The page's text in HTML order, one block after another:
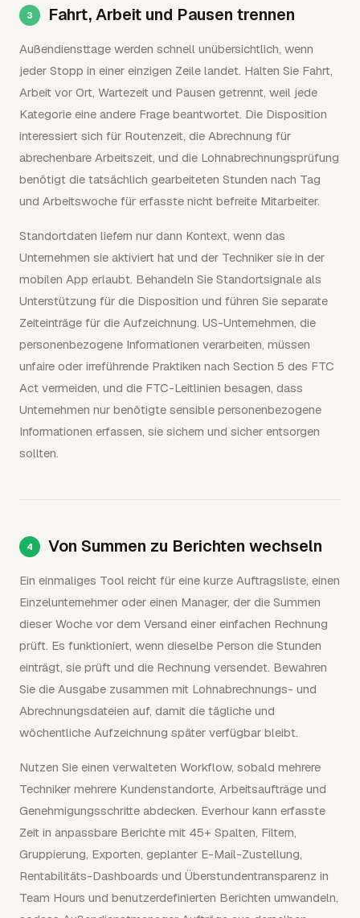
Fahrt, Arbeit und Pausen trennen
Außendiensttage werden schnell unübersichtlich, wenn
jeder Stopp in einer einzigen Zeile landet. Halten Sie Fahrt,
Arbeit vor Ort, Wartezeit und Pausen getrennt, weil jede
Kategorie eine andere Frage beantwortet. Die Disposition
interessiert sich für Routenzeit, die Abrechnung für
abrechenbare Arbeitszeit, und die Lohnabrechnungsprüfung
benötigt die tatsächlich gearbeiteten Stunden nach Tag
und Arbeitswoche für erfasste nicht befreite Mitarbeiter.
Standortdaten liefern nur dann Kontext, wenn das
Unternehmen sie aktiviert hat und der Techniker sie in der
mobilen App erlaubt. Behandeln Sie Standortsignale als
Unterstützung für die Disposition und führen Sie separate
Zeiteinträge für die Aufzeichnung. US-Unternehmen, die
personenbezogene Informationen verarbeiten, müssen
unfaire oder irreführende Praktiken nach Section 5 des FTC
Act vermeiden, und die FTC-Leitlinien besagen, dass
Unternehmen nur benötigte sensible personenbezogene
Informationen erfassen, sie sichern und sicher entsorgen
sollten.
Von Summen zu Berichten wechseln
Ein einmaliges Tool reicht für eine kurze Auftragsliste, einen
Einzelunternehmer oder einen Manager, der die Summen
dieser Woche vor dem Versand einer einfachen Rechnung
prüft. Es funktioniert, wenn dieselbe Person die Stunden
einträgt, sie prüft und die Rechnung versendet. Bewahren
Sie die Ausgabe zusammen mit Lohnabrechnungs- und
Abrechnungsdateien auf, damit die tägliche und
wöchentliche Aufzeichnung später verfügbar bleibt.
Nutzen Sie einen verwalteten Workflow, sobald mehrere
Techniker mehrere Kundenstandorte, Arbeitsaufträge und
Genehmigungsschritte abdecken. Everhour kann erfasste
Zeit in anpassbare Berichte mit 45+ Spalten, Filtern,
Gruppierung, Exporten, geplanter E-Mail-Zustellung,
Rentabilitäts-Dashboards und Überstundentransparenz in
Team Hours und benutzerdefinierten Berichten umwandeln,